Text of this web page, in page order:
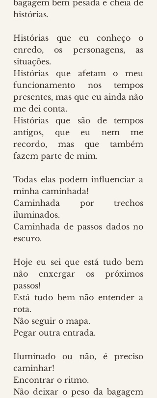
bagagem bem pesada e cheia de
histórias.
Histórias que eu conheço o
enredo, os personagens, as
situações.
Histórias que afetam o meu
funcionamento nos tempos
presentes, mas que eu ainda não
me dei conta.
Histórias que são de tempos
antigos, que eu nem me
recordo, mas que também
fazem parte de mim.
Todas elas podem influenciar a
minha caminhada!
Caminhada por trechos
iluminados.
Caminhada de passos dados no
escuro.
Hoje eu sei que está tudo bem
não enxergar os próximos
passos!
Está tudo bem não entender a
rota.
Não seguir o mapa.
Pegar outra entrada.
Iluminado ou não, é preciso
caminhar!
Encontrar o ritmo.
Não deixar o peso da bagagem